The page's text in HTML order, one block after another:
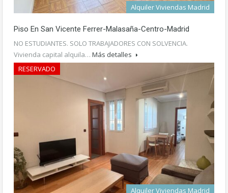
Alquiler Viviendas Madrid
Piso En San Vicente Ferrer-Malasaña-Centro-Madrid
NO ESTUDIANTES. SOLO TRABAJADORES CON SOLVENCIA.
Vivienda capital alquila… Más detalles
1.300€ /mes
RESERVADO
Alquiler Viviendas Madrid